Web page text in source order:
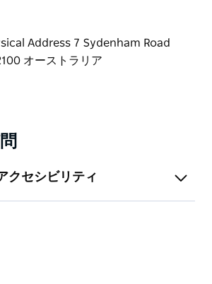
クセシビリティ